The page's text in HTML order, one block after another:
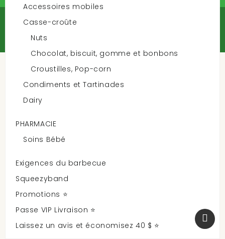
Accessoires mobiles
Casse-croûte
Nuts
Chocolat, biscuit, gomme et bonbons
Croustilles, Pop-corn
Condiments et Tartinades
Dairy
PHARMACIE
Soins Bébé
Exigences du barbecue
Squeezyband
Promotions ⭐
Passe VIP Livraison ⭐
Laissez un avis et économisez 40 $ ⭐